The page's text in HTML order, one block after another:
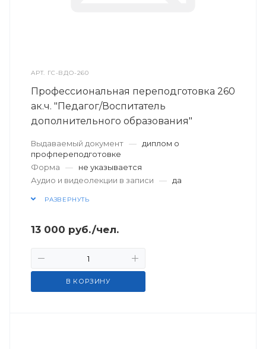
АРТ. ГС-ВДО-260
Профессиональная переподготовка 260
ак.ч. "Педагог/Воспитатель
дополнительного образования"
Выдаваемый документ —
диплом о
профпереподготовке
Форма
—
не указывается
Аудио и видеолекции в записи
— да
РАЗВЕРНУТЬ
13 000 руб./чел.
В КОРЗИНУ